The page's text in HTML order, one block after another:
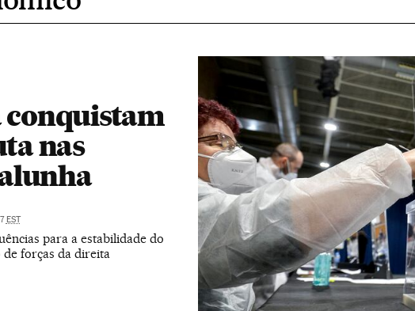
conquistam
nas
EST
para a estabilidade do
forças da direita